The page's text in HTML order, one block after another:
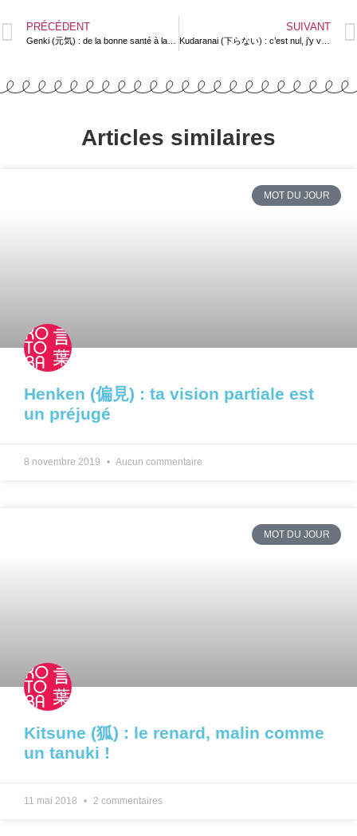
PRÉCÉDENT SUIVANT
Kudaranai (下らない) : c’est nul, j’y vois aucun sens mais…
Articles similaires
MOT DU JOUR
Henken (偏見) : ta vision partiale est
un préjugé
8 novembre 2019 Aucun commentaire
MOT DU JOUR
Kitsune (狐) : le renard, malin comme
un tanuki !
11 mai 2018 2 commentaires